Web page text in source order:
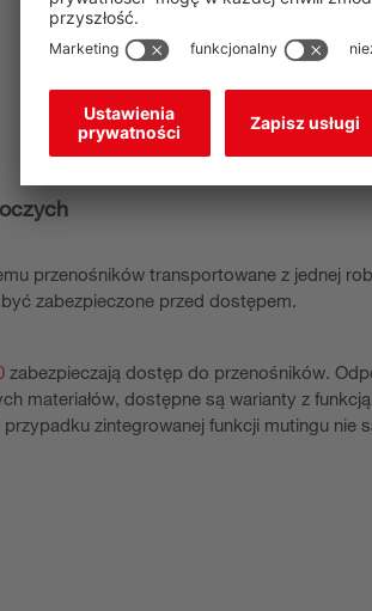
przenośników transportowane z jednej
zabezpieczone przed dostępem.
zabezpieczają dostęp do przenośników.
materiałów, dostępne są warianty z
zintegrowanej funkcji mutingu nie